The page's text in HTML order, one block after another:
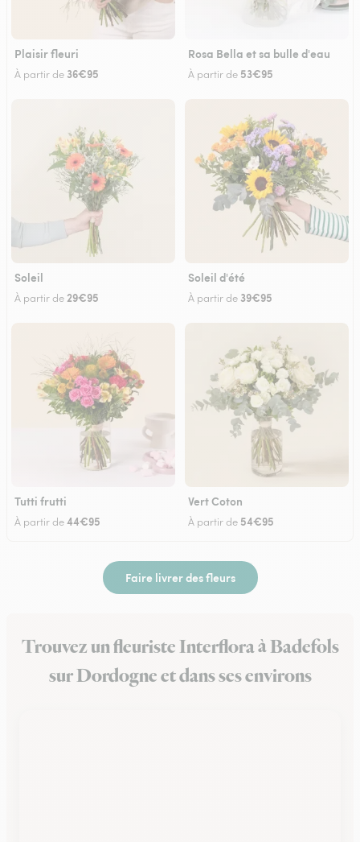
Plaisir fleuri
À partir de 36€95
Rosa Bella et sa bulle d'eau
À partir de 53€95
Soleil
À partir de 29€95
Soleil d'été
À partir de 39€95
Tutti frutti
À partir de44€95
Vert Coton
À partir de 54€95
Faire livrer des fleurs
Trouvez un fleuriste Interflora à Badefols
sur Dordogne et dans ses environs